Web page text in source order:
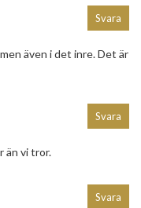
även i det inre. Det är
Svara
än vi tror.
Svara
Svara